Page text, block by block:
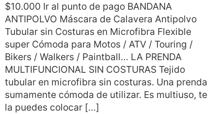
$10.000 Ir al punto de pago BANDANA
ANTIPOLVO Máscara de Calavera Antipolvo
Tubular sin Costuras en Microfibra Flexible
super Cómoda para Motos / ATV / Touring /
Bikers / Walkers / Paintball… LA PRENDA
MULTIFUNCIONAL SIN COSTURAS Tejido
tubular en microfibra sin costuras. Una prenda
sumamente cómoda de utilizar. Es multiuso, te
la puedes colocar […]